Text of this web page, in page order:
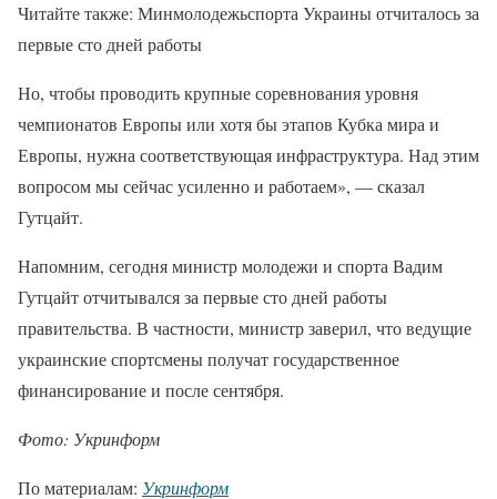
Читайте также: Минмолодежьспорта Украины отчиталось за
первые сто дней работы
Но, чтобы проводить крупные соревнования уровня
чемпионатов Европы или хотя бы этапов Кубка мира и
Европы, нужна соответствующая инфраструктура. Над этим
вопросом мы сейчас усиленно и работаем», — сказал
Гутцайт.
Напомним, сегодня министр молодежи и спорта Вадим
Гутцайт отчитывался за первые сто дней работы
правительства. В частности, министр заверил, что ведущие
украинские спортсмены получат государственное
финансирование и после сентября.
Фото: Укринформ
По материалам: Укринформ